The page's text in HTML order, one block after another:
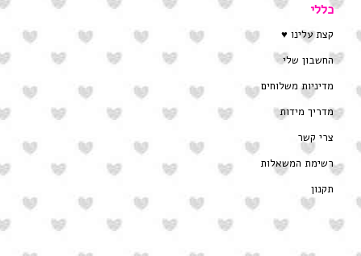
כללי
קצת עלינו ♥
החשבון שלי
מדיניות משלוחים
מדריך מידות
צרי קשר
רשימת המשאלות
תקנון